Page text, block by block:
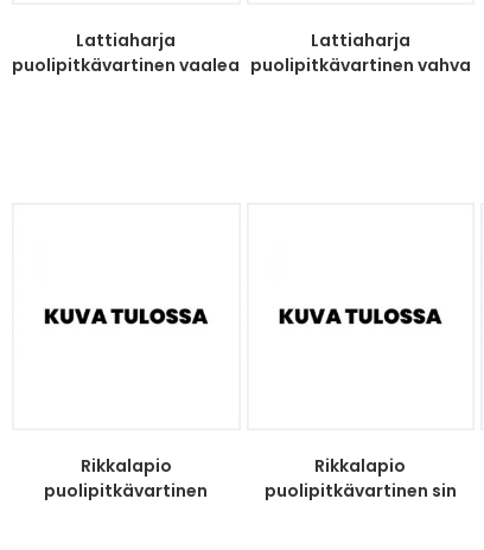
Lattiaharja
puolipitkävartinen vaalea
Lattiaharja
puolipitkävartinen vahva
Rikkalapio
puolipitkävartinen
Rikkalapio
puolipitkävartinen sin